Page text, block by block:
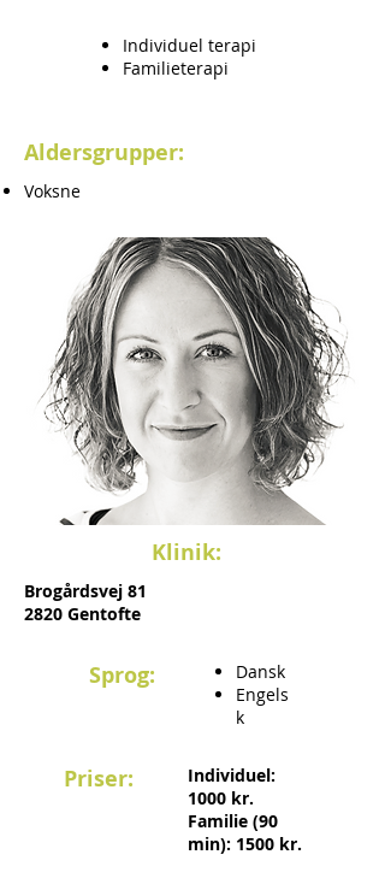
Individuel terapi
Familieterapi
Aldersgrupper:
Voksne
Klinik:
Brogårdsvej 81
2820 Gentofte
Sprog:
Priser:
Dansk
Engels
k
Individuel:
1000 kr.
Familie (90
min): 1500 kr.